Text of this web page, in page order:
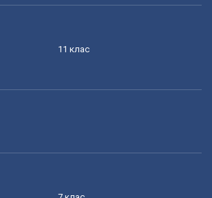
11 клас